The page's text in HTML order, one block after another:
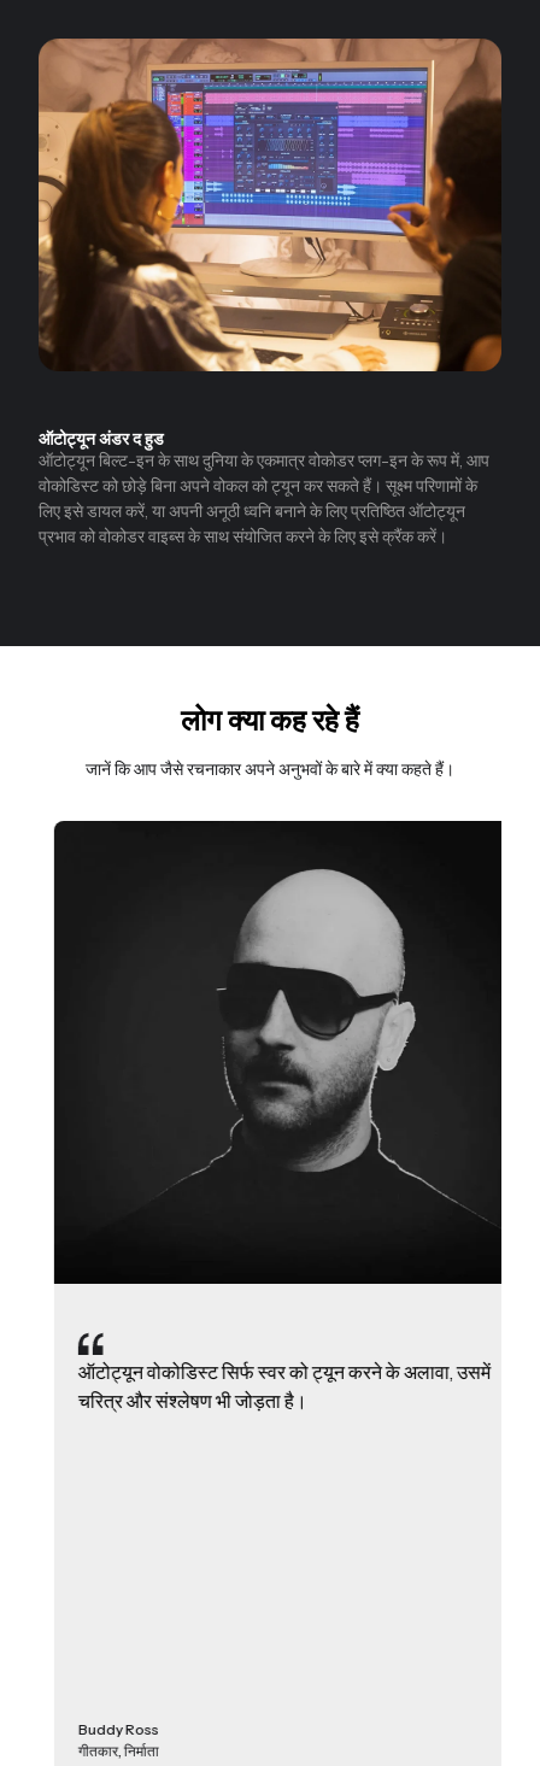
ऑटोट्यून अंडर द हुड
ऑटोट्यून बिल्ट-इन के साथ दुनिया के एकमात्र वोकोडर प्लग-इन के रूप में, आप
वोकोडिस्ट को छोड़े बिना अपने वोकल को ट्यून कर सकते हैं। सूक्ष्म परिणामों के
लिए इसे डायल करें, या अपनी अनूठी ध्वनि बनाने के लिए प्रतिष्ठित ऑटोट्यून
प्रभाव को वोकोडर वाइब्स के साथ संयोजित करने के लिए इसे क्रैंक करें।
लोग क्या कह रहे हैं
जानें कि आप जैसे रचनाकार अपने अनुभवों के बारे में क्या कहते हैं।
स्लाइड 2/4
ऑटोट्यून वोकोडिस्ट सिर्फ स्वर को ट्यून करने के अलावा, उसमें
चरित्र और संश्लेषण भी जोड़ता है।
Buddy Ross
गीतकार, निर्माता